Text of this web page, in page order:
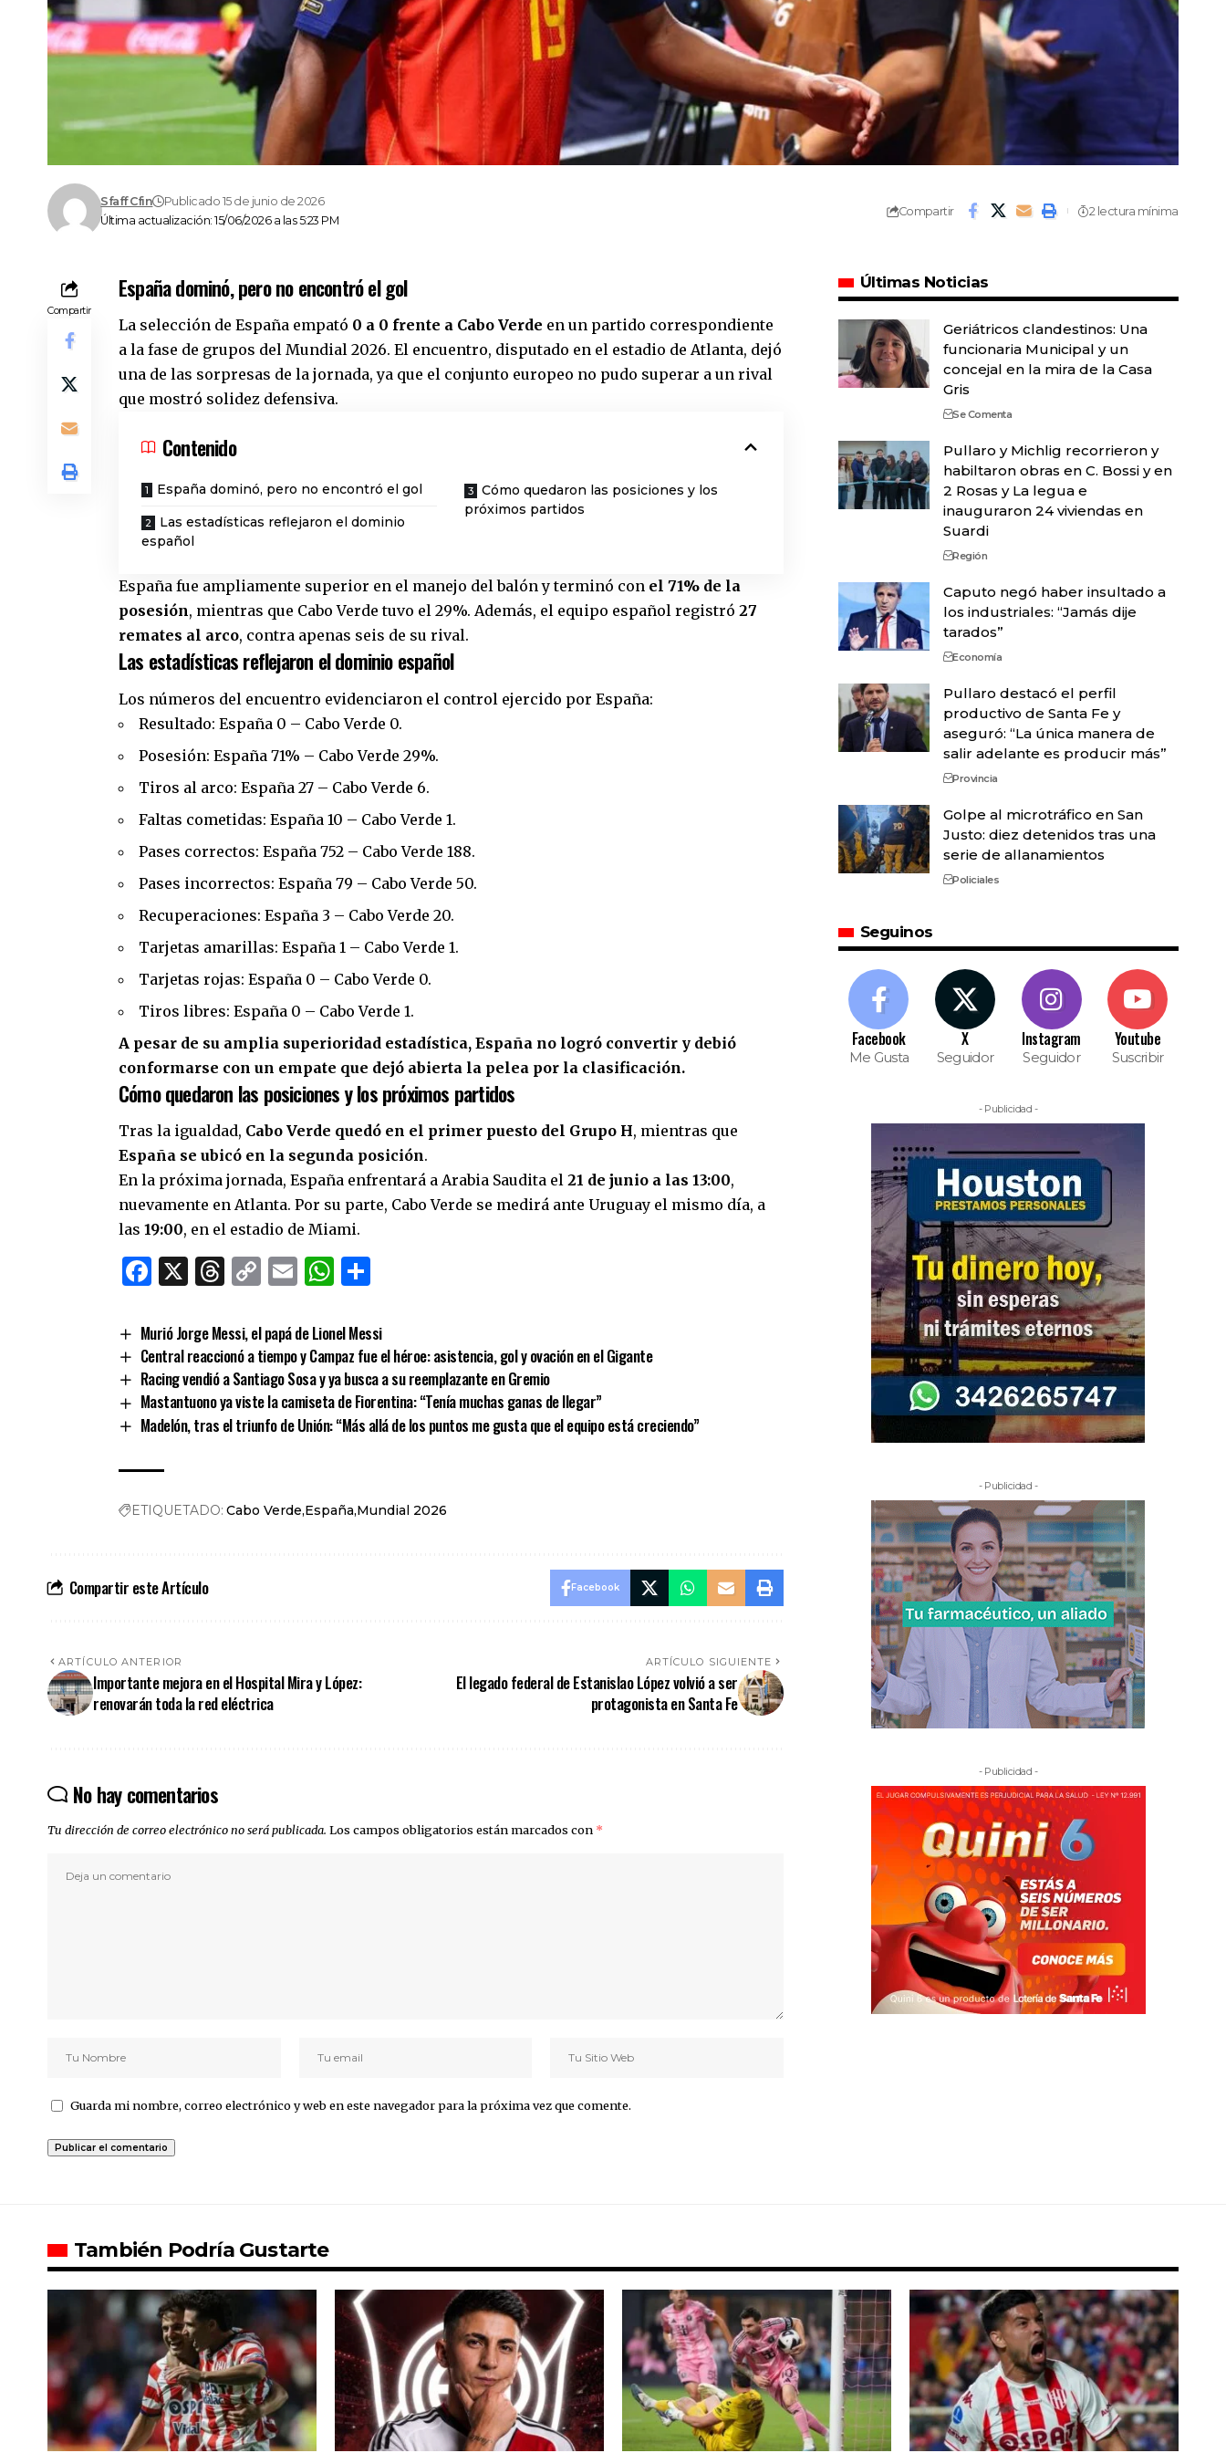
Última actualización: 15/06/2026 a las 5:23 PM
Sfaff Cfin Publicado 15 de junio de 2026
Compartir 2 lectura mínima
Compartir
España dominó, pero no encontró el gol
La selección de España empató 0 a 0 frente a Cabo Verde en un partido correspondiente
a la fase de grupos del Mundial 2026. El encuentro, disputado en el estadio de Atlanta, dejó
una de las sorpresas de la jornada, ya que el conjunto europeo no pudo superar a un rival
que mostró solidez defensiva.
Contenido
España dominó, pero no encontró el gol
Las estadísticas reflejaron el dominio
español
Cómo quedaron las posiciones y los
próximos partidos
España fue ampliamente superior en el manejo del balón y terminó con el 71% de la
posesión, mientras que Cabo Verde tuvo el 29%. Además, el equipo español registró 27
remates al arco, contra apenas seis de su rival.
Las estadísticas reflejaron el dominio español
Los números del encuentro evidenciaron el control ejercido por España:
Resultado: España 0 – Cabo Verde 0.
Posesión: España 71% – Cabo Verde 29%.
Tiros al arco: España 27 – Cabo Verde 6.
Faltas cometidas: España 10 – Cabo Verde 1.
Pases correctos: España 752 – Cabo Verde 188.
Pases incorrectos: España 79 – Cabo Verde 50.
Recuperaciones: España 3 – Cabo Verde 20.
Tarjetas amarillas: España 1 – Cabo Verde 1.
Tarjetas rojas: España 0 – Cabo Verde 0.
Tiros libres: España 0 – Cabo Verde 1.
A pesar de su amplia superioridad estadística, España no logró convertir y debió
conformarse con un empate que dejó abierta la pelea por la clasificación.
Cómo quedaron las posiciones y los próximos partidos
Tras la igualdad, Cabo Verde quedó en el primer puesto del Grupo H, mientras que
España se ubicó en la segunda posición.
En la próxima jornada, España enfrentará a Arabia Saudita el 21 de junio a las 13:00,
nuevamente en Atlanta. Por su parte, Cabo Verde se medirá ante Uruguay el mismo día, a
las 19:00, en el estadio de Miami.
Facebook
X Threads
CopyEmailWhatsApp
Murió Jorge Messi, el papá de Lionel Messi
Central reaccionó a tiempo y Campaz fue el héroe: asistencia, gol y ovación en el Gigante
Racing vendió a Santiago Sosa y ya busca a su reemplazante en Gremio
Mastantuono ya viste la camiseta de Fiorentina: “Tenía muchas ganas de llegar”
Madelón, tras el triunfo de Unión: “Más allá de los puntos me gusta que el equipo está creciendo”
ETIQUETADO: Cabo Verde España Mundial 2026
Compartir este Artículo Facebook
ARTÍCULO ANTERIOR
Importante mejora en el Hospital Mira y López:
renovarán toda la red eléctrica
ARTÍCULO SIGUIENTE
El legado federal de Estanislao López volvió a ser
protagonista en Santa Fe
No hay comentarios
Tu dirección de correo electrónico no será publicada. Los campos obligatorios están marcados con *
Guarda mi nombre, correo electrónico y web en este navegador para la próxima vez que comente.
Últimas Noticias
Geriátricos clandestinos: Una
funcionaria Municipal y un
concejal en la mira de la Casa
Gris
Se Comenta
Pullaro y Michlig recorrieron y
habiltaron obras en C. Bossi y en
2 Rosas y La legua e
inauguraron 24 viviendas en
Suardi
Región
Caputo negó haber insultado a
los industriales: “Jamás dije
tarados”
Economía
Pullaro destacó el perfil
productivo de Santa Fe y
aseguró: “La única manera de
salir adelante es producir más”
Provincia
Golpe al microtráfico en San
Justo: diez detenidos tras una
serie de allanamientos
Policiales
Seguinos
Facebook
Me Gusta
X
Seguidor
Instagram
Seguidor
Youtube
Suscribir
- Publicidad -
- Publicidad -
- Publicidad -
También Podría Gustarte